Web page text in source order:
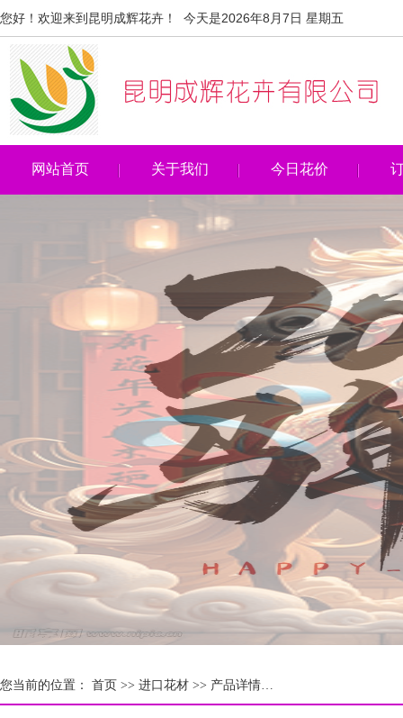
您好！欢迎来到昆明成辉花卉！ 今天是2026年8月7日 星期五
网站首页 关于我们 今日花价
您当前的位置： 首页 >> 进口花材 >> 产品详情…